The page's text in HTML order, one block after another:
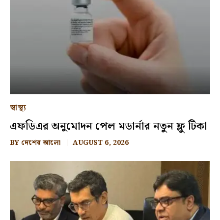
স্বাস্থ্য
এফডিএর অনুমোদন পেল মডার্নার নতুন ফ্লু টিকা
BY দেশের আলো AUGUST 6, 2026